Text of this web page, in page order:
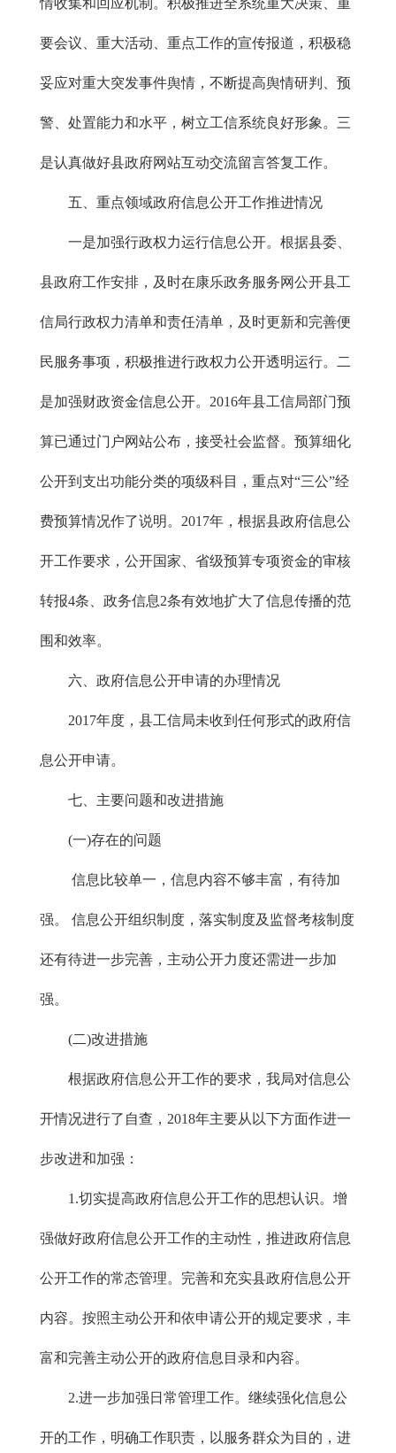
要会议、重大活动、重点工作的宣传报道，积极稳
妥应对重大突发事件舆情，不断提高舆情研判、预
警、处置能力和水平，树立工信系统良好形象。三
是认真做好县政府网站互动交流留言答复工作。
五、重点领域政府信息公开工作推进情况
一是加强行政权力运行信息公开。根据县委、
县政府工作安排，及时在康乐政务服务网公开县工
信局行政权力清单和责任清单，及时更新和完善便
民服务事项，积极推进行政权力公开透明运行。二
是加强财政资金信息公开。2016年县工信局部门预
算已通过门户网站公布，接受社会监督。预算细化
公开到支出功能分类的项级科目，重点对“三公”经
费预算情况作了说明。2017年，根据县政府信息公
开工作要求，公开国家、省级预算专项资金的审核
转报4条、政务信息2条有效地扩大了信息传播的范
围和效率。
六、政府信息公开申请的办理情况
2017年度，县工信局未收到任何形式的政府信
息公开申请。
七、主要问题和改进措施
(一)存在的问题
信息比较单一，信息内容不够丰富，有待加
强。 信息公开组织制度，落实制度及监督考核制度
还有待进一步完善，主动公开力度还需进一步加
强。
(二)改进措施
根据政府信息公开工作的要求，我局对信息公
开情况进行了自查，2018年主要从以下方面作进一
步改进和加强：
1.切实提高政府信息公开工作的思想认识。增
强做好政府信息公开工作的主动性，推进政府信息
公开工作的常态管理。完善和充实县政府信息公开
内容。按照主动公开和依申请公开的规定要求，丰
富和完善主动公开的政府信息目录和内容。
2.进一步加强日常管理工作。继续强化信息公
开的工作，明确工作职责，以服务群众为目的，进